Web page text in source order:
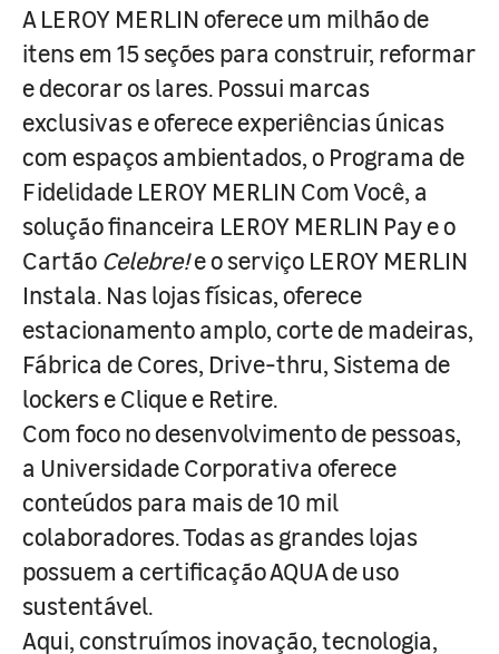
A LEROY MERLIN oferece um milhão de
itens em 15 seções para construir, reformar
e decorar os lares. Possui marcas
exclusivas e oferece experiências únicas
com espaços ambientados, o Programa de
Fidelidade LEROY MERLIN Com Você, a
solução financeira LEROY MERLIN Pay e o
Cartão Celebre!e o serviço LEROY MERLIN
Instala. Nas lojas físicas, oferece
estacionamento amplo, corte de madeiras,
Fábrica de Cores, Drive-thru, Sistema de
lockers e Clique e Retire.
Com foco no desenvolvimento de pessoas,
a Universidade Corporativa oferece
conteúdos para mais de 10 mil
colaboradores. Todas as grandes lojas
possuem a certificação AQUA de uso
sustentável.
Aqui, construímos inovação, tecnologia,